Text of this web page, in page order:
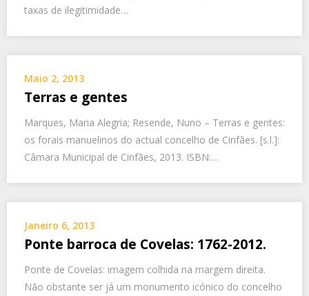
taxas de ilegitimidade…
Maio 2, 2013
Terras e gentes
Marques, Maria Alegria; Resende, Nuno – Terras e gentes:
os forais manuelinos do actual concelho de Cinfães. [s.l.]:
Câmara Municipal de Cinfães, 2013. ISBN:…
Janeiro 6, 2013
Ponte barroca de Covelas: 1762-2012.
Ponte de Covelas: imagem colhida na margem direita.
Não obstante ser já um monumento icónico do concelho